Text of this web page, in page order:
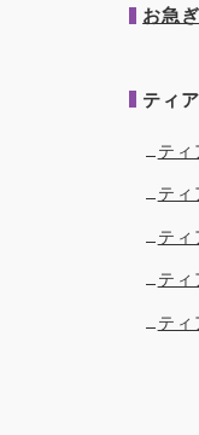
お急
ティ
テ
テ
テ
テ
テ